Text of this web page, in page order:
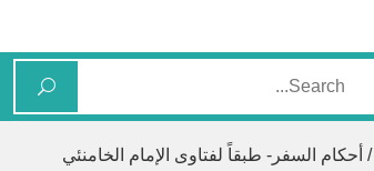
/ أحكام السفر- طبقاً لفتاوى الإمام الخامنئي